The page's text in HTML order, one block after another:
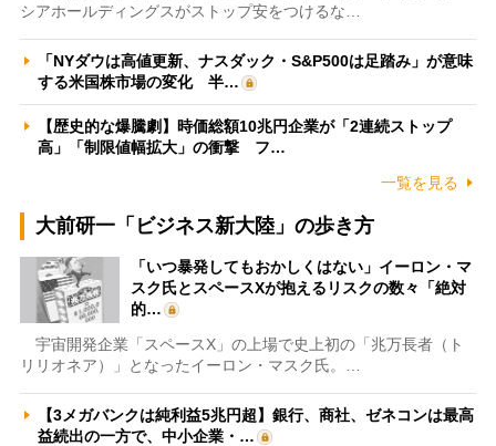
シアホールディングスがストップ安をつけるな…
「NYダウは高値更新、ナスダック・S&P500は足踏み」が意味
する米国株市場の変化 半…
【歴史的な爆騰劇】時価総額10兆円企業が「2連続ストップ
高」「制限値幅拡大」の衝撃 フ…
一覧を見る
大前研一「ビジネス新大陸」の歩き方
「いつ暴発してもおかしくはない」イーロン・マ
スク氏とスペースXが抱えるリスクの数々「絶対
的…
宇宙開発企業「スペースX」の上場で史上初の「兆万長者（ト
リリオネア）」となったイーロン・マスク氏。…
【3メガバンクは純利益5兆円超】銀行、商社、ゼネコンは最高
益続出の一方で、中小企業・…